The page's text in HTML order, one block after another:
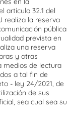
artículo 32.1 del
realiza la reserva
pública
prevista en
una reserva
y otras
medios de lectura
a tal fin de
- ley 24/2021, de
de sus
sea cual sea su